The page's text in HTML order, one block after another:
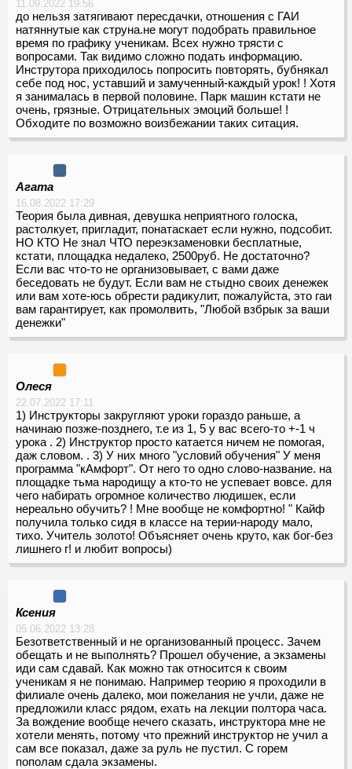
11.09.2022 19:56
до нельзя затягивают пересдачки, отношения с ГАИ
натяннутые как струна.не могут подобрать правильное
время по графику ученикам. Всех нужно трясти с
вопросами. Так видимо сложно подать информацию.
Инструтора приходилось попросить повторять, бубнякал
себе под нос, уставший и замученный-каждый урок! ! Хотя
я занималась в первой половине. Парк машин кстати не
очень, грязные. Отрицательных эмоций больше! !
Обходите по возможно воизбежании таких ситация.
Агата
16.08.2022 17:29
Теория была дивная, девушка неприятного голоска,
растолкует, пригладит, понатаскает если нужно, подсобит.
НО КТО Не знал ЧТО переэкзаменовки бесплатные,
кстати, площадка недалеко, 2500руб. Не достаточно?
Если вас что-то не организовывает, с вами даже
беседовать не будут. Если вам не стыдно своих денежек
или вам хоте-юсь обрести радикулит, пожалуйста, это гаи
вам гарантирует, как промолвить, "Любой взбрык за ваши
денежки"
Олеся
22.07.2022 17:11
1) Инструкторы закругляют уроки гораздо раньше, а
начинаю позже-позднего, т.е из 1, 5 у вас всего-то +-1 ч
урока . 2) Инструктор просто катается ничем не помогая,
даж словом. . 3) У них много "условий обучения" У меня
программа "кАмфорт". От него то одно слово-название. на
площадке тьма народищу а кто-то не успевает вовсе. для
чего набирать огромное количество людишек, если
нереально обучить? ! Мне вообще не комфортно! " Кайф
получила только сидя в классе на терии-народу мало,
тихо. Учитель золото! Объясняет очень круто, как бог-без
лишнего г! и любит вопросы)
Ксения
05.06.2022 13:28
Безответственный и не организованный процесс. Зачем
обещать и не выполнять? Прошел обучение, а экзамены
иди сам сдавай. Как можно так относится к своим
ученикам я не понимаю. Например теорию я проходили в
филиале очень далеко, мои пожелания не учли, даже не
предложили класс рядом, ехать на лекции полтора часа.
За вождение вообще нечего сказать, инструктора мне не
хотели менять, потому что прежний инструктор не учил а
сам все показал, даже за руль не пустил. С горем
пополам сдала экзамены.